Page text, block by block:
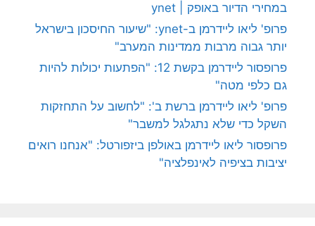
במחירי הדיור באופק | ynet
פרופ' ליאו ליידרמן ב-ynet: "שיעור החיסכון בישראל
יותר גבוה מרבות ממדינות המערב"
פרופסור ליידרמן בקשת 12: "הפתעות יכולות להיות
גם כלפי מטה"
פרופ' ליאו ליידרמן ברשת ב': "לחשוב על התחזקות
השקל כדי שלא נתגלגל למשבר"
פרופסור ליאו ליידרמן באולפן ביזפורטל: "אנחנו רואים
יציבות בציפיה לאינפלציה"